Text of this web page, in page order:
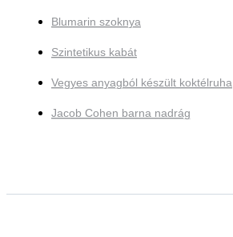
Blumarin szoknya
Szintetikus kabát
Vegyes anyagból készült koktélruha
Jacob Cohen barna nadrág